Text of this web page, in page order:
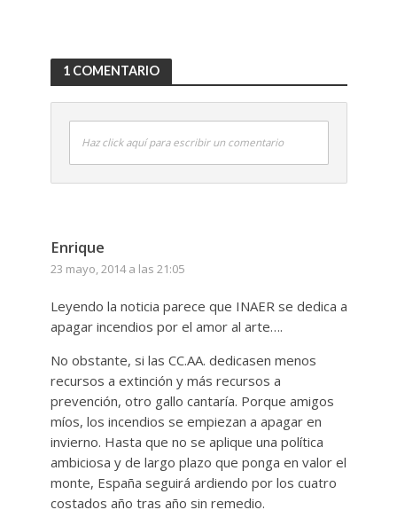
1 COMENTARIO
Haz click aquí para escribir un comentario
Enrique
23 mayo, 2014 a las 21:05
Leyendo la noticia parece que INAER se dedica a
apagar incendios por el amor al arte….
No obstante, si las CC.AA. dedicasen menos
recursos a extinción y más recursos a
prevención, otro gallo cantaría. Porque amigos
míos, los incendios se empiezan a apagar en
invierno. Hasta que no se aplique una política
ambiciosa y de largo plazo que ponga en valor el
monte, España seguirá ardiendo por los cuatro
costados año tras año sin remedio.